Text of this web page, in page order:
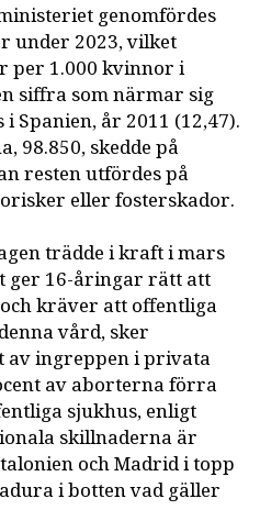
genomfördes
under 2023, vilket
per 1.000 kvinnor i
siffra som närmar sig
Spanien, år 2011 (12,47).
98.850, skedde på
resten utfördes på
eller fosterskador.
trädde i kraft i mars
ger 16-åringar rätt att
kräver att offentliga
vård, sker
ingreppen i privata
av aborterna förra
sjukhus, enligt
skillnaderna är
och Madrid i topp
i botten vad gäller